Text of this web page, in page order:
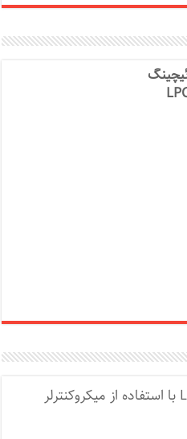
مدار دیمر پاور LED با استفاده از میکروکنترلر